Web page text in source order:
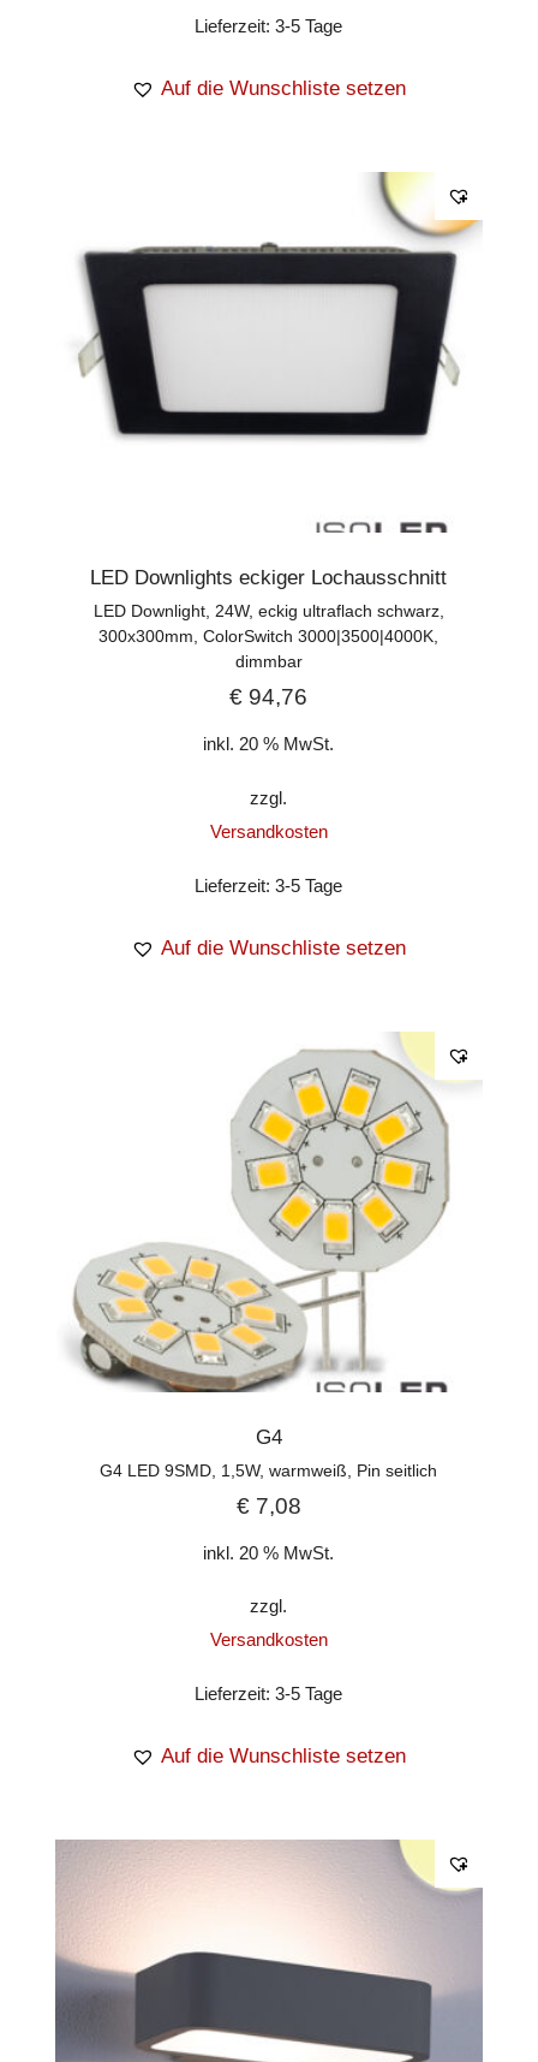
Lieferzeit:3-5 Tage
Auf die Wunschliste setzen
LED Downlights eckiger Lochausschnitt
LED Downlight, 24W, eckig ultraflach schwarz,
300x300mm, ColorSwitch 3000|3500|4000K,
dimmbar
€ 94,76
inkl. 20 % MwSt.
zzgl.
Versandkosten
Lieferzeit:3-5 Tage
Auf die Wunschliste setzen
G4
G4 LED 9SMD, 1,5W, warmweiß, Pin seitlich
€7,08
inkl. 20 % MwSt.
zzgl.
Versandkosten
Lieferzeit:3-5 Tage
Auf die Wunschliste setzen